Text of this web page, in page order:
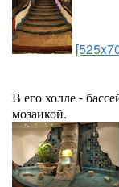
В его холле -
мозаикой.